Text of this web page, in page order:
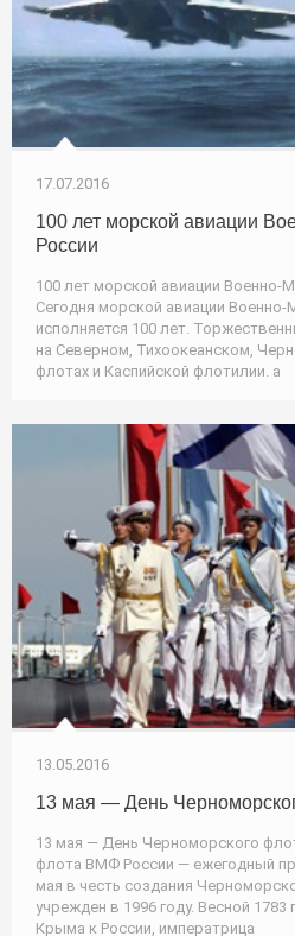
17.07.2016
100 лет морской авиации
России
100 лет морской авиации Военно-
Сегодня морской авиации
исполняется 100 лет.
на Северном, Тихоокеанском,
флотах и Каспийской флотилии. а
13.05.2016
13 мая — День
13 мая — День Черноморского
флота ВМФ России — ежегодный
мая в честь создания
учрежден в 1996 году. Весной 1783
Крыма к России, императрица